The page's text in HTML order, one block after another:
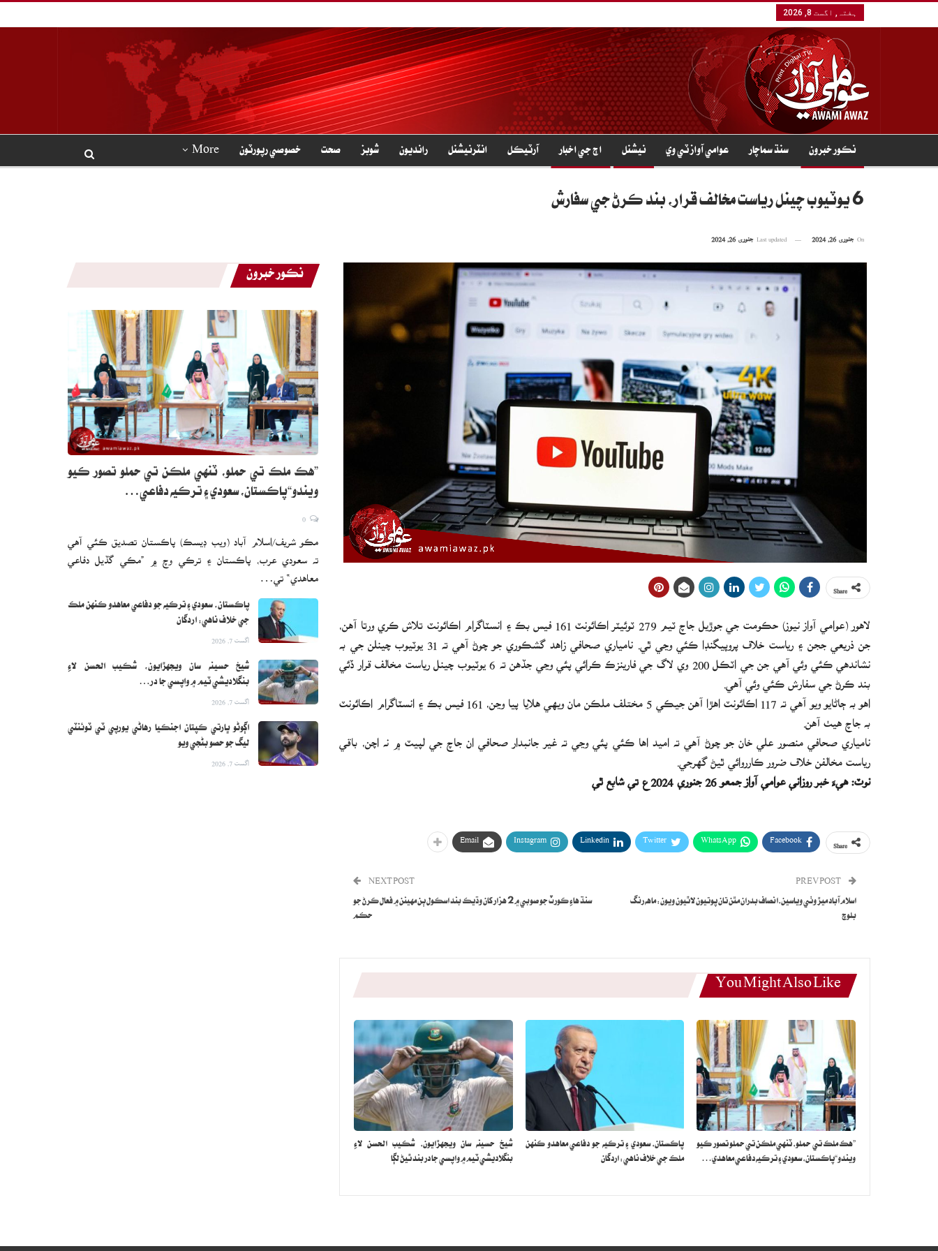
ہفتہ, اگست 8, 2026
نڪور خبرون سنڌ سماچار عوامي آواز ٽي وي نيشنل اڄ جي اخبار آرٽيڪل انٽرنيشنل رانديون شوبز صحت خصوصي رپورٽون More
6 يوٽيوب چينل رياست مخالف قرار، بند ڪرڻ جي سفارش
لاهور (عوامي آواز نيوز) حڪومت جي جوڙيل جاچ ٽيم 279 ٽوئيٽر اڪائونٽ 161 فيس بڪ ۽ انسٽاگرام اڪائونٽ تلاش ڪري ورتا آهن،
جن ذريعي ججن ۽ رياست خلاف پروپيگنڊا ڪئي وڃي ٿي. نامياري صحافي زاهد گشڪوري جو چوڻ آهي ته 31 يوٽيوب چينلن جي به
نشاندهي ڪئي وئي آهي جن جي اٽڪل 200 وي لاگ جي فارينزڪ ڪرائي پئي وڃي جڏهن ته 6 يوٽيوب چينل رياست مخالف قرار ڏئي
بند ڪرڻ جي سفارش ڪئي وئي آهي.
اهو به ڄاڻايو ويو آهي ته 117 اڪائونٽ اهڙا آهن جيڪي 5 مختلف ملڪن مان ويهي هلايا پيا وڃن، 161 فيس بڪ ۽ انسٽاگرام اڪائونٽ
به جاچ هيٺ آهن.
نامياري صحافي منصور علي خان جو چوڻ آهي ته اميد اها ڪئي پئي وڃي ته غير جانبدار صحافي ان جاچ جي لپيٽ ۾ نه اچن، باقي
رياست مخالفن خلاف ضرور ڪارروائي ٿيڻ گهرجي.
نوٽ: هيءَ خبر روزاني عوامي آواز جمعو 26 جنوري 2024ع تي شايع ٿي
Facebook
WhatsApp
Twitter
Linkedin
Instagram
Email
اسلام آباد ميڙ وٺي وياسين،انصاف بدران مٿن تان پوتيون لاٿيون ويون: ماهه رنگ
بلوچ
NEXT POST
سنڌ هاءِ ڪورٽ جو صوبي ۾ 2 هزار کان وڌيڪ بند اسڪول ٻن مهينن ۾ فعال ڪرڻ جو
حڪم
You Might Also Like
”هڪ ملڪ تي حملو، ٽنهي ملڪن تي حملو تصور ڪيو
ويندو“پاڪستان، سعودي ۽ ترڪيه دفاعي معاهدي…
پاڪستان، سعودي ۽ ترڪيه جو دفاعي معاهدو ڪنهن
ملڪ جي خلاف ناهي: اردگان
شيخ حسينه سان ويجهڙايون، شڪيب الحسن لاءِ
بنگلاديشي ٽيم ۾ واپسي جا در بند ٿيڻ لڳا
نڪور خبرون
”هڪ ملڪ تي حملو، ٽنهي ملڪن تي حملو تصور ڪيو
ويندو“پاڪستان، سعودي ۽ ترڪيه دفاعي…
مڪو شريف/اسلام آباد (ويب ڊيسڪ) پاڪستان تصديق ڪئي آهي
ته سعودي عرب، پاڪستان ۽ ترڪي وچ ۾ ”مڪي گڏيل دفاعي
معاهدي“ تي…
پاڪستان، سعودي ۽ ترڪيه جو دفاعي معاهدو ڪنهن ملڪ
جي خلاف ناهي: اردگان
اگست 7, 2026
شيخ حسينه سان ويجهڙايون، شڪيب الحسن لاءِ
بنگلاديشي ٽيم ۾ واپسي جا در…
اگست 7, 2026
اڳوڻو ڀارتي ڪپتان اجنڪيا رهاڻي يورپي ٽي ٽوئنٽي
ليگ جو حصو بڻجي ويو
اگست 7, 2026